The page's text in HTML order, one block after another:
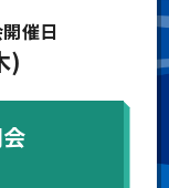
催日
)